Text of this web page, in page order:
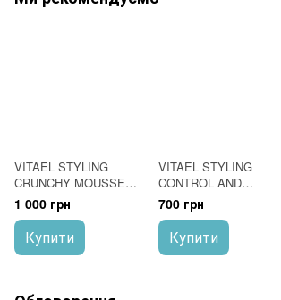
VITAEL STYLING
CRUNCHY MOUSSE
Гель-мус середньої
фіксації 250 мл
1 000 грн
Купити
VITAEL STYLING
CONTROL AND
VOLUME MOUSSE Піна
для волосся для
придання форми та
структури зачіски 400
700 грн
Купити